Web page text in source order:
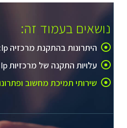
נושאים בעמוד זה:
היתרונות בהתקנת מרכזיה Ip:
עלויות התקנה של מרכזיות Ip:
שירותי תמיכת מחשוב